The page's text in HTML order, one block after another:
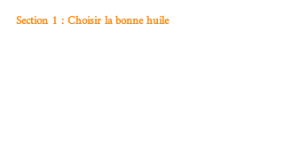
Section 1 : Choisir la bonne huile